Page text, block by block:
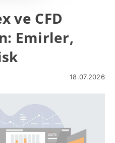
ve CFD
Emirler,
18.07.2026